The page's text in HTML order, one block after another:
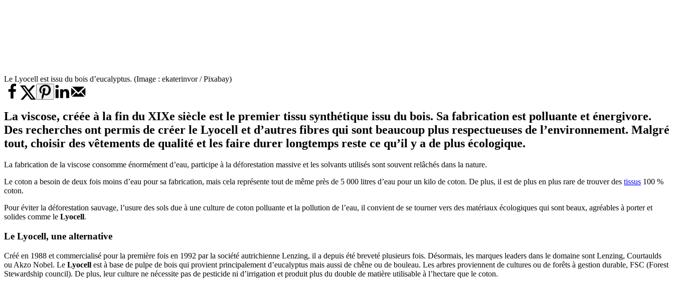
Le Lyocell est issu du bois d’eucalyptus. (Image : ekaterinvor / Pixabay)
La viscose, créée à la fin du XIXe siècle est le premier tissu synthétique issu du bois. Sa fabrication est polluante et énergivore.
Des recherches ont permis de créer le Lyocell et d’autres fibres qui sont beaucoup plus respectueuses de l’environnement. Malgré
tout, choisir des vêtements de qualité et les faire durer longtemps reste ce qu’il y a de plus écologique.
La fabrication de la viscose consomme énormément d’eau, participe à la déforestation massive et les solvants utilisés sont souvent relâchés dans la nature.
Le coton a besoin de deux fois moins d’eau pour sa fabrication, mais cela représente tout de même près de 5 000 litres d’eau pour un kilo de coton. De plus, il est de plus en plus rare de trouver des tissus 100 %
coton.
Pour éviter la déforestation sauvage, l’usure des sols due à une culture de coton polluante et la pollution de l’eau, il convient de se tourner vers des matériaux écologiques qui sont beaux, agréables à porter et
solides comme le Lyocell.
Le Lyocell, une alternative
Créé en 1988 et commercialisé pour la première fois en 1992 par la société autrichienne Lenzing, il a depuis été breveté plusieurs fois. Désormais, les marques leaders dans le domaine sont Lenzing, Courtaulds
ou Akzo Nobel. Le Lyocell est à base de pulpe de bois qui provient principalement d’eucalyptus mais aussi de chêne ou de bouleau. Les arbres proviennent de cultures ou de forêts à gestion durable, FSC (Forest
Stewardship council). De plus, leur culture ne nécessite pas de pesticide ni d’irrigation et produit plus du double de matière utilisable à l’hectare que le coton.